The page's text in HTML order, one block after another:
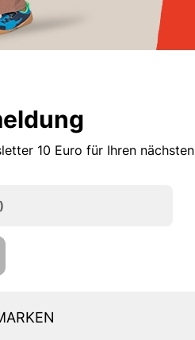
10 Euro für Ihren nächsten